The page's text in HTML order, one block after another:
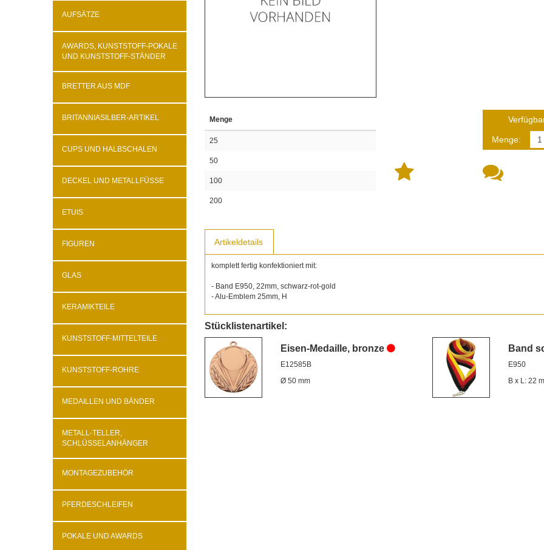
AUFSÄTZE
AWARDS, KUNSTSTOFF-POKALE
UND KUNSTSTOFF-STÄNDER
BRETTER AUS MDF
BRITANNIASILBER-ARTIKEL
CUPS UND HALBSCHALEN
DECKEL UND METALLFÜSSE
ETUIS
FIGUREN
GLAS
KERAMIKTEILE
KUNSTSTOFF-MITTELTEILE
KUNSTSTOFF-ROHRE
MEDAILLEN UND BÄNDER
METALL-TELLER,
SCHLÜSSELANHÄNGER
MONTAGEZUBEHÖR
PFERDESCHLEIFEN
POKALE UND AWARDS
Menge
25
50
100
200
Menge:
Artikeldetails
komplett fertig konfektioniert mit:
- Band E950, 22mm, schwarz-rot-gold
- Alu-Emblem 25mm, H
Stücklistenartikel:
Eisen-Medaille, bronze
E12585B
Ø 50 mm
Band
E950
B x L: 22